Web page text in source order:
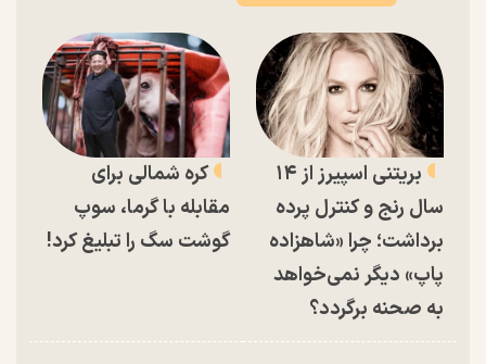
بریتنی اسپیرز از ۱۴
سال رنج و کنترل پرده
برداشت؛ چرا «شاهزاده
پاپ» دیگر نمی‌خواهد
به صحنه برگردد؟
کره شمالی برای
مقابله با گرما، سوپ
گوشت سگ را تبلیغ کرد!